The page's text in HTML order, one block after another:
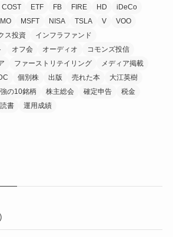
COST ETF FB FIRE HD
iDeCo
MO MSFT NISA TSLA V
VOO
ス投資
インフラファンド
オフ会 オーディオ
コモンズ投信
ファーストリテイリング
メディア掲載
個別株 出版 売れた本
大江英樹
の10銘柄 株主総会 確定申告
税金
読書 運用成績